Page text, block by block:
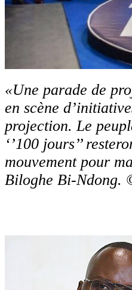
«Une parade de
en scène
projection. Le
‘’100 jours’’
mouvement pour
Biloghe Bi-Ndong.